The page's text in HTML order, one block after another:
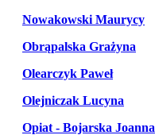
Nowakowski Maurycy
Obrąpalska Grażyna
Olearczyk Paweł
Olejniczak Lucyna
Opiat - Bojarska Joanna